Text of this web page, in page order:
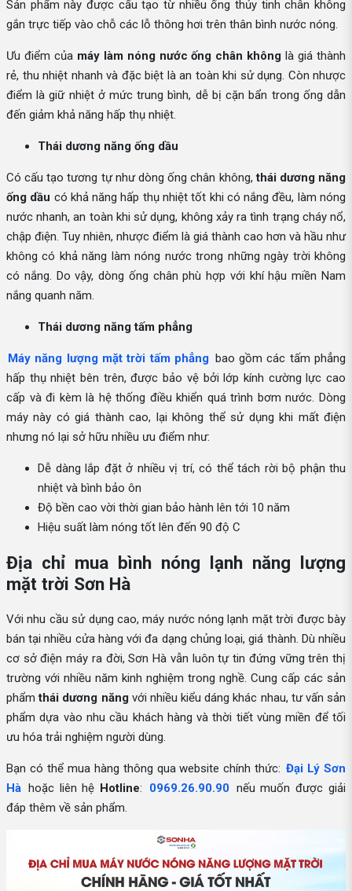
Sản phẩm này được cấu tạo từ nhiều ống thủy tinh chân không
gắn trực tiếp vào chỗ các lỗ thông hơi trên thân bình nước nóng.
Ưu điểm của máy làm nóng nước ống chân không là giá thành
rẻ, thu nhiệt nhanh và đặc biệt là an toàn khi sử dụng. Còn nhược
điểm là giữ nhiệt ở mức trung bình, dễ bị cặn bẩn trong ống dẫn
đến giảm khả năng hấp thụ nhiệt.
Thái dương năng ống dầu
Có cấu tạo tương tự như dòng ống chân không,thái dương năng
ống dầu có khả năng hấp thụ nhiệt tốt khi có nắng đều, làm nóng
nước nhanh, an toàn khi sử dụng, không xảy ra tình trạng cháy nổ,
chập điện. Tuy nhiên, nhược điểm là giá thành cao hơn và hầu như
không có khả năng làm nóng nước trong những ngày trời không
có nắng. Do vậy, dòng ống chân phù hợp với khí hậu miền Nam
nắng quanh năm.
Thái dương năng tấm phẳng
Máy năng lượng mặt trời tấm phẳng bao gồm các tấm phẳng
hấp thụ nhiệt bên trên, được bảo vệ bởi lớp kính cường lực cao
cấp và đi kèm là hệ thống điều khiển quá trình bơm nước. Dòng
máy này có giá thành cao, lại không thể sử dụng khi mất điện
nhưng nó lại sở hữu nhiều ưu điểm như:
Dễ dàng lắp đặt ở nhiều vị trí, có thể tách rời bộ phận thu
nhiệt và bình bảo ôn
Độ bền cao vời thời gian bảo hành lên tới 10 năm
Hiệu suất làm nóng tốt lên đến 90 độ C
Địa chỉ mua bình nóng lạnh năng lượng
mặt trời Sơn Hà
Với nhu cầu sử dụng cao, máy nước nóng lạnh mặt trời được bày
bán tại nhiều cửa hàng với đa dạng chủng loại, giá thành. Dù nhiều
cơ sở điện máy ra đời, Sơn Hà vẫn luôn tự tin đứng vững trên thị
trường với nhiều năm kinh nghiệm trong nghề. Cung cấp các sản
phẩmthái dương năngvới nhiều kiểu dáng khác nhau, tư vấn sản
phẩm dựa vào nhu cầu khách hàng và thời tiết vùng miền để tối
ưu hóa trải nghiệm người dùng.
Bạn có thể mua hàng thông qua website chính thức: Đại Lý Sơn
Hà hoặc liên hệ Hotline: 0969.26.90.90 nếu muốn được giải
đáp thêm về sản phẩm.